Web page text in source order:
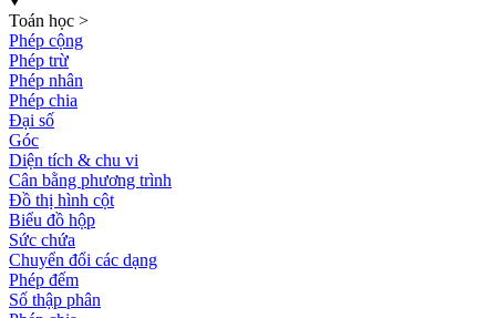
Toán học >
Phép cộng
Phép trừ
Phép nhân
Phép chia
Đại số
Góc
Diện tích & chu vi
Cân bằng phương trình
Đồ thị hình cột
Biểu đồ hộp
Sức chứa
Chuyển đổi các dạng
Phép đếm
Số thập phân